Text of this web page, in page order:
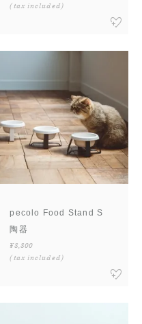
(tax included)
pecolo Food Stand S
陶器
¥8,800
(tax included)